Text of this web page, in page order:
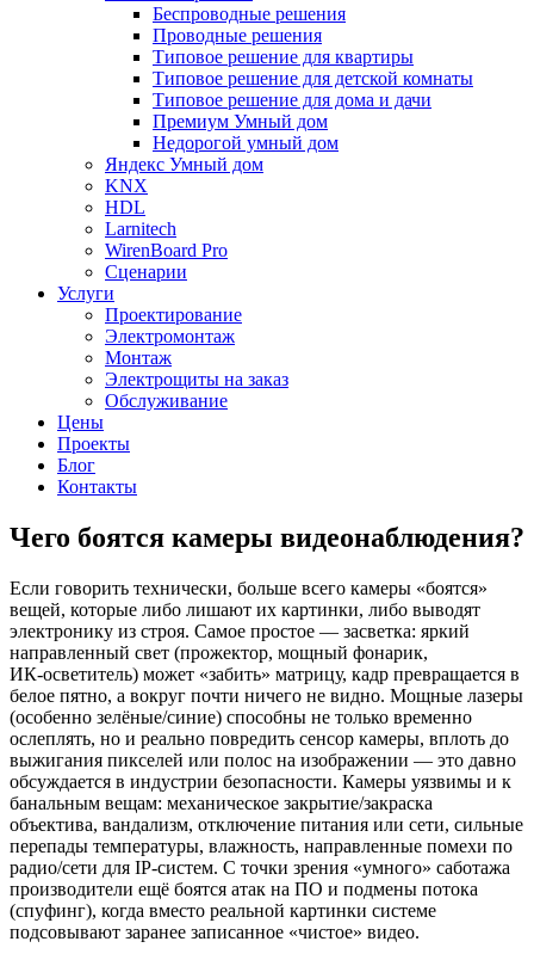
Беспроводные решения
Проводные решения
Типовое решение для квартиры
Типовое решение для детской комнаты
Типовое решение для дома и дачи
Премиум Умный дом
Недорогой умный дом
Яндекс Умный дом
KNX
HDL
Larnitech
WirenBoard Pro
Сценарии
Услуги
Проектирование
Электромонтаж
Монтаж
Электрощиты на заказ
Обслуживание
Цены
Проекты
Блог
Контакты
Чего боятся камеры видеонаблюдения?
Если говорить технически, больше всего камеры «боятся»
вещей, которые либо лишают их картинки, либо выводят
электронику из строя. Самое простое — засветка: яркий
направленный свет (прожектор, мощный фонарик,
ИК‑осветитель) может «забить» матрицу, кадр превращается в
белое пятно, а вокруг почти ничего не видно. Мощные лазеры
(особенно зелёные/синие) способны не только временно
ослеплять, но и реально повредить сенсор камеры, вплоть до
выжигания пикселей или полос на изображении — это давно
обсуждается в индустрии безопасности. Камеры уязвимы и к
банальным вещам: механическое закрытие/закраска
объектива, вандализм, отключение питания или сети, сильные
перепады температуры, влажность, направленные помехи по
радио/сети для IP‑систем. С точки зрения «умного» саботажа
производители ещё боятся атак на ПО и подмены потока
(спуфинг), когда вместо реальной картинки системе
подсовывают заранее записанное «чистое» видео.